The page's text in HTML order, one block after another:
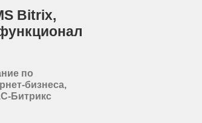
Bitrix,
по
бизнеса,
Битрикс